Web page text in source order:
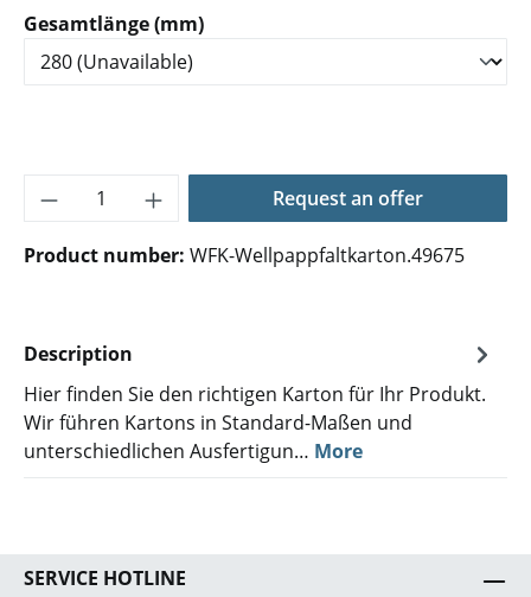
Select
Gesamtlänge (mm)
Product Quantity: Enter the desired
Request an offer
Product number: WFK-Wellpappfaltkarton.49675
Description
Hier finden Sie den richtigen Karton für Ihr Produkt.
Wir führen Kartons in Standard-Maßen und
unterschiedlichen Ausfertigun… More
SERVICE HOTLINE